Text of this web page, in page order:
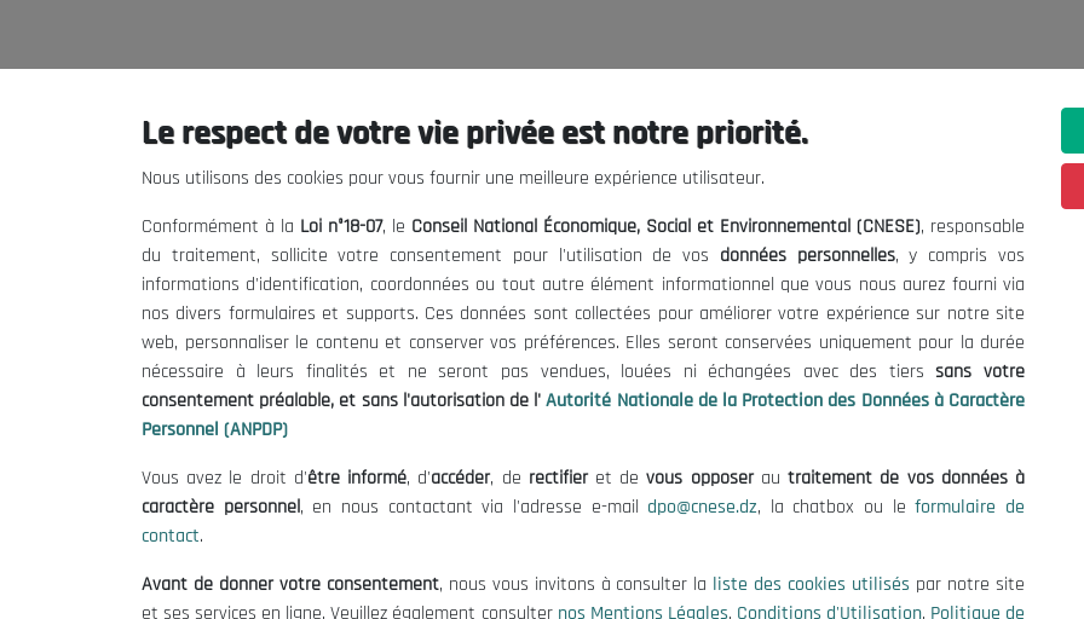
Le CNESE
Le président
Organisation
Publications
Informations utiles
Mentions Légales
Conditions d'Utilisation
Politique de Protection des Données
Politique des Cookies
contact@cnese.dz
Suggestions ou Initiatives ?
Newsletter
Inscrivez-vous, soyez le premier à
nos dernières nouvelles.
Suivez-Nous!
© 2026 Conseil National Économique, Social et Environnemental
Le respect de votre vie privée est notre priorité.
Nous utilisons des cookies pour vous fournir une meilleure expérience utilisateur.
Conformément à la Loi n°18-07, le Conseil National Économique, Social et Environnemental (CNESE), responsable
du traitement, sollicite votre consentement pour l'utilisation de vos données personnelles, y compris vos
informations d'identification, coordonnées ou tout autre élément informationnel que vous nous aurez fourni via
nos divers formulaires et supports. Ces données sont collectées pour améliorer votre expérience sur notre site
web, personnaliser le contenu et conserver vos préférences. Elles seront conservées uniquement pour la durée
nécessaire à leurs finalités et ne seront pas vendues, louées ni échangées avec des tierssans votre
consentement préalable, et sans l'autorisation de l' Autorité Nationale de la Protection des Données à Caractère
Personnel (ANPDP)
Vous avez le droit d'être informé, d'accéder, de rectifieret devous opposerautraitement de vos données à
caractère personnel, en nous contactant via l'adresse e-mail dpo@cnese.dz, la chatbox ou leformulaire de
contact.
Avant de donner votre consentement, nous vous invitons à consulter la liste des cookies utilisés par notre site
et ses services en ligne. Veuillez également consulter nos Mentions Légales, Conditions d'Utilisation, Politique de